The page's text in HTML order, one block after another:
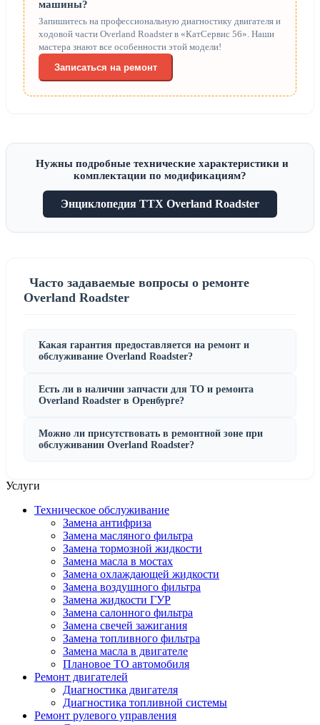
машины?
Запишитесь на профессиональную диагностику двигателя и
ходовой части Overland Roadster в «КатСервис 56». Наши
мастера знают все особенности этой модели!
Записаться на ремонт
Нужны подробные технические характеристики и
комплектации по модификациям?
Энциклопедия ТТХ Overland Roadster
Часто задаваемые вопросы о ремонте
Overland Roadster
Какая гарантия предоставляется на ремонт и
обслуживание Overland Roadster?
Есть ли в наличии запчасти для ТО и ремонта
Overland Roadster в Оренбурге?
Можно ли присутствовать в ремонтной зоне при
обслуживании Overland Roadster?
Услуги
Техническое обслуживание
Замена антифриза
Замена масляного фильтра
Замена тормозной жидкости
Замена масла в мостах
Замена охлаждающей жидкости
Замена воздушного фильтра
Замена жидкости ГУР
Замена салонного фильтра
Замена свечей зажигания
Замена топливного фильтра
Замена масла в двигателе
Плановое ТО автомобиля
Ремонт двигателей
Диагностика двигателя
Диагностика топливной системы
Ремонт рулевого управления